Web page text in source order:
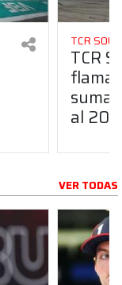
TCR
TCR
suma
al
VER TODAS